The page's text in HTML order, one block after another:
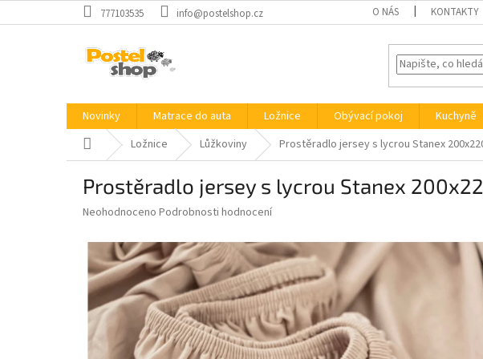
na
777103535 info@postelshop.cz O NÁS KONTAKTY
Novinky Matrace do auta Ložnice Obývací pokoj Kuchyně
Domů Ložnice Lůžkoviny Prostěradlo jersey s lycrou Stanex
Prostěradlo jersey s lycrou Stanex
Průměrné
produktu
je
0,0
hvězdiček.
Neohodnoceno Podrobnosti hodnocení